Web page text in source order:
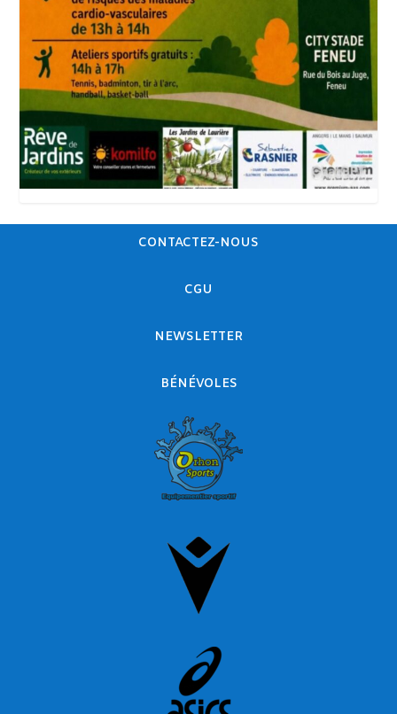
CONTACTEZ-NOUS
CGU
NEWSLETTER
BÉNÉVOLES